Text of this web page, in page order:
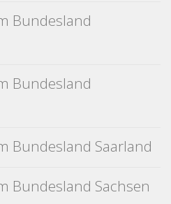
Bundesland
Bundesland
Bundesland Saarland
Bundesland Sachsen